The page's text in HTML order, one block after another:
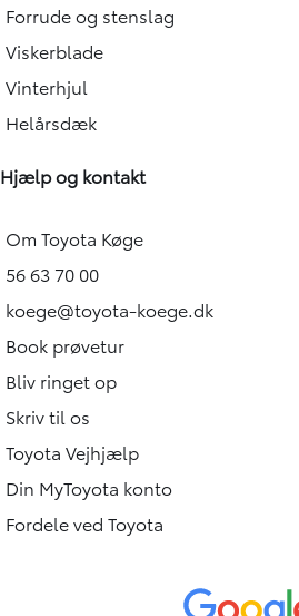
Forrude og stenslag
Viskerblade
Vinterhjul
Helårsdæk
Hjælp og kontakt
Om Toyota Køge
56 63 70 00
koege@toyota-koege.dk
Book prøvetur
Bliv ringet op
Skriv til os
Toyota Vejhjælp
Din MyToyota konto
Fordele ved Toyota